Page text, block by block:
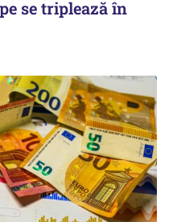
se triplează în